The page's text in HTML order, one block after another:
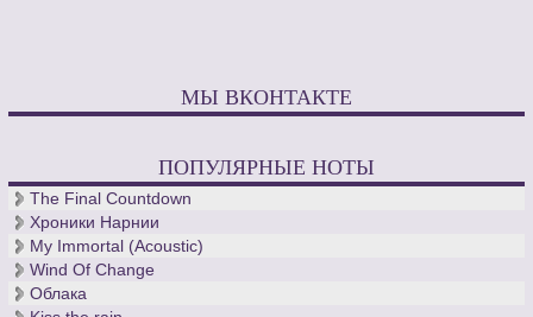
МЫ ВКОНТАКТЕ
ПОПУЛЯРНЫЕ НОТЫ
The Final Countdown
Хроники Нарнии
My Immortal (Acoustic)
Wind Of Change
Облака